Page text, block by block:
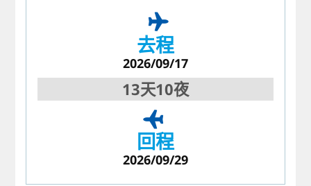
去程
2026/09/17
13天10夜
回程
2026/09/29